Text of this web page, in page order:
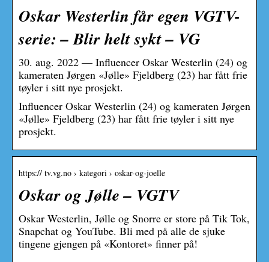
Oskar Westerlin får egen VGTV-
serie: – Blir helt sykt – VG
30. aug. 2022 — Influencer Oskar Westerlin (24) og
kameraten Jørgen «Jølle» Fjeldberg (23) har fått frie
tøyler i sitt nye prosjekt.
Influencer Oskar Westerlin (24) og kameraten Jørgen
«Jølle» Fjeldberg (23) har fått frie tøyler i sitt nye
prosjekt.
https:// tv.vg.no › kategori › oskar-og-joelle
Oskar og Jølle – VGTV
Oskar Westerlin, Jølle og Snorre er store på Tik Tok,
Snapchat og YouTube. Bli med på alle de sjuke
tingene gjengen på «Kontoret» finner på!